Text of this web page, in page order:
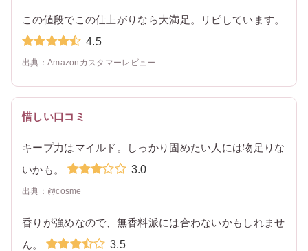
この値段でこの仕上がりなら大満足。リピしています。
4.5
出典：Amazonカスタマーレビュー
惜しい口コミ
キープ力はマイルド。しっかり固めたい人には物足りな
いかも。
3.0
出典：@cosme
香りが強めなので、無香料派には合わないかもしれませ
ん。
3.5